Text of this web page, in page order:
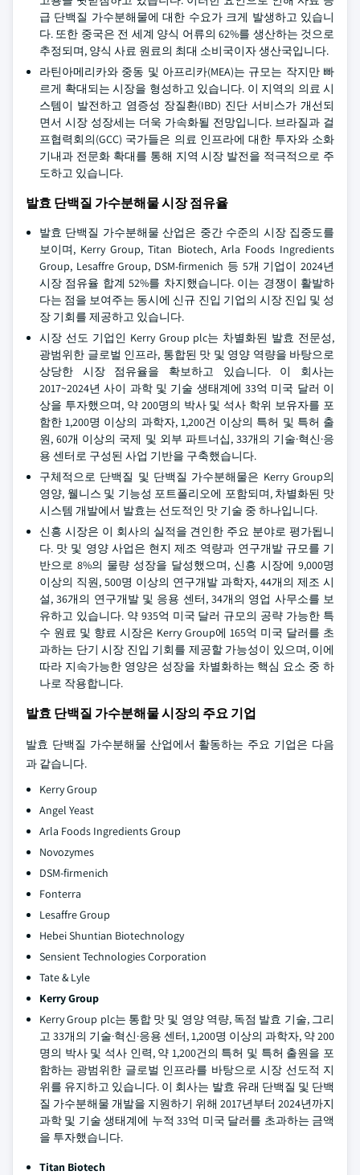
급 단백질 가수분해물에 대한 수요가 크게 발생하고 있습니
다. 또한 중국은 전 세계 양식 어류의 62%를 생산하는 것으로
추정되며, 양식 사료 원료의 최대 소비국이자 생산국입니다.
라틴아메리카와 중동 및 아프리카(MEA)는 규모는 작지만 빠
르게 확대되는 시장을 형성하고 있습니다. 이 지역의 의료 시
스템이 발전하고 염증성 장질환(IBD) 진단 서비스가 개선되
면서 시장 성장세는 더욱 가속화될 전망입니다. 브라질과 걸
프협력회의(GCC) 국가들은 의료 인프라에 대한 투자와 소화
기내과 전문화 확대를 통해 지역 시장 발전을 적극적으로 주
도하고 있습니다.
발효 단백질 가수분해물 시장 점유율
발효 단백질 가수분해물 산업은 중간 수준의 시장 집중도를
보이며, Kerry Group, Titan Biotech, Arla Foods Ingredients
Group, Lesaffre Group, DSM-firmenich 등 5개 기업이 2024년
시장 점유율 합계 52%를 차지했습니다. 이는 경쟁이 활발하
다는 점을 보여주는 동시에 신규 진입 기업의 시장 진입 및 성
장 기회를 제공하고 있습니다.
시장 선도 기업인 Kerry Group plc는 차별화된 발효 전문성,
광범위한 글로벌 인프라, 통합된 맛 및 영양 역량을 바탕으로
상당한 시장 점유율을 확보하고 있습니다. 이 회사는
2017~2024년 사이 과학 및 기술 생태계에 33억 미국 달러 이
상을 투자했으며, 약 200명의 박사 및 석사 학위 보유자를 포
함한 1,200명 이상의 과학자, 1,200건 이상의 특허 및 특허 출
원, 60개 이상의 국제 및 외부 파트너십, 33개의 기술·혁신·응
용 센터로 구성된 사업 기반을 구축했습니다.
구체적으로 단백질 및 단백질 가수분해물은 Kerry Group의
영양, 웰니스 및 기능성 포트폴리오에 포함되며, 차별화된 맛
시스템 개발에서 발효는 선도적인 맛 기술 중 하나입니다.
신흥 시장은 이 회사의 실적을 견인한 주요 분야로 평가됩니
다. 맛 및 영양 사업은 현지 제조 역량과 연구개발 규모를 기
반으로 8%의 물량 성장을 달성했으며, 신흥 시장에 9,000명
이상의 직원, 500명 이상의 연구개발 과학자, 44개의 제조 시
설, 36개의 연구개발 및 응용 센터, 34개의 영업 사무소를 보
유하고 있습니다. 약 935억 미국 달러 규모의 공략 가능한 특
수 원료 및 향료 시장은 Kerry Group에 165억 미국 달러를 초
과하는 단기 시장 진입 기회를 제공할 가능성이 있으며, 이에
따라 지속가능한 영양은 성장을 차별화하는 핵심 요소 중 하
나로 작용합니다.
발효 단백질 가수분해물 시장의 주요 기업
발효 단백질 가수분해물 산업에서 활동하는 주요 기업은 다음
과 같습니다.
Kerry Group
Angel Yeast
Arla Foods Ingredients Group
Novozymes
DSM-firmenich
Fonterra
Lesaffre Group
Hebei Shuntian Biotechnology
Sensient Technologies Corporation
Tate & Lyle
Kerry Group
Kerry Group plc는 통합 맛 및 영양 역량, 독점 발효 기술, 그리
고 33개의 기술·혁신·응용 센터, 1,200명 이상의 과학자, 약 200
명의 박사 및 석사 인력, 약 1,200건의 특허 및 특허 출원을 포
함하는 광범위한 글로벌 인프라를 바탕으로 시장 선도적 지
위를 유지하고 있습니다. 이 회사는 발효 유래 단백질 및 단백
질 가수분해물 개발을 지원하기 위해 2017년부터 2024년까지
과학 및 기술 생태계에 누적 33억 미국 달러를 초과하는 금액
을 투자했습니다.
Titan Biotech